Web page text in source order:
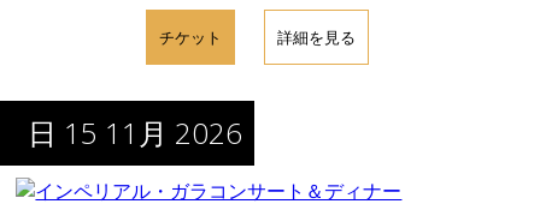
チケット 詳細を見る
日 15 11月 2026